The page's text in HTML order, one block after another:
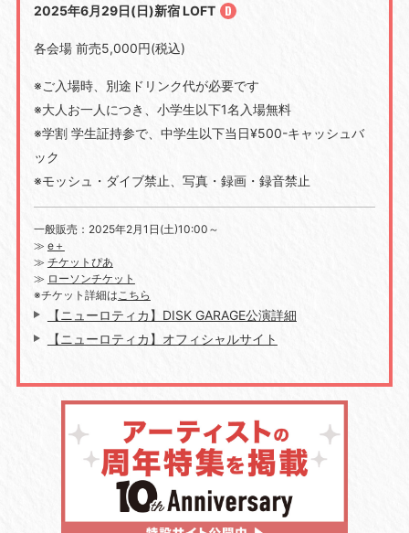
2025年6月29日(日)新宿 LOFT
各会場 前売5,000円(税込)
※ご入場時、別途ドリンク代が必要です
※大人お一人につき、小学生以下1名入場無料
※学割 学生証持参で、中学生以下当日¥500-キャッシュバ
ック
※モッシュ・ダイブ禁止、写真・録画・録音禁止
一般販売：2025年2月1日(土)10:00～
≫ e＋
≫ チケットぴあ
≫ ローソンチケット
※チケット詳細は こちら
【ニューロティカ】DISK GARAGE公演詳細
【ニューロティカ】オフィシャルサイト